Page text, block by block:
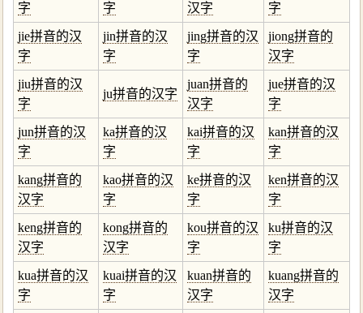
字
字
汉字
字
jie拼音的汉
字
jin拼音的汉
字
jing拼音的汉
字
jiong拼音的
汉字
jiu拼音的汉
字
ju拼音的汉字
juan拼音的
汉字
jue拼音的汉
字
jun拼音的汉
字
ka拼音的汉
字
kai拼音的汉
字
kan拼音的汉
字
kang拼音的
汉字
kao拼音的汉
字
ke拼音的汉
字
ken拼音的汉
字
keng拼音的
汉字
kong拼音的
汉字
kou拼音的汉
字
ku拼音的汉
字
kua拼音的汉
字
kuai拼音的汉
字
kuan拼音的
汉字
kuang拼音的
汉字